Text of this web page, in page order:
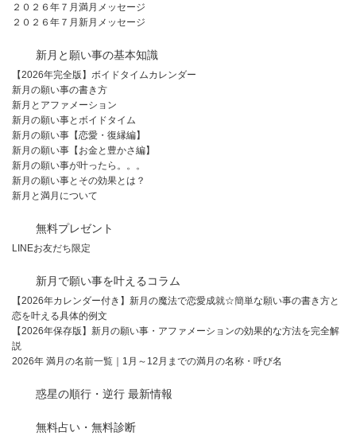
２０２６年７月満月メッセージ
２０２６年７月新月メッセージ
新月と願い事の基本知識
【2026年完全版】ボイドタイムカレンダー
新月の願い事の書き方
新月とアファメーション
新月の願い事とボイドタイム
新月の願い事【恋愛・復縁編】
新月の願い事【お金と豊かさ編】
新月の願い事が叶ったら。。。
新月の願い事とその効果とは？
新月と満月について
無料プレゼント
LINEお友だち限定
新月で願い事を叶えるコラム
【2026年カレンダー付き】新月の魔法で恋愛成就☆簡単な願い事の書き方と
恋を叶える具体的例文
【2026年保存版】新月の願い事・アファメーションの効果的な方法を完全解
説
2026年 満月の名前一覧｜1月～12月までの満月の名称・呼び名
惑星の順行・逆行 最新情報
無料占い・無料診断